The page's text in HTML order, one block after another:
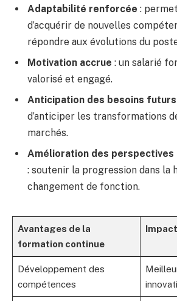
Adaptabilité renforcée :
d’acquérir de nouvelles
répondre aux évolutions du
Motivation accrue : un salarié
valorisé et engagé.
Anticipation des besoins futurs
d’anticiper les transformations
marchés.
Amélioration des
: soutenir la progression dans la
changement de fonction.
Avantages de la
formation continue
Développement des
compétences